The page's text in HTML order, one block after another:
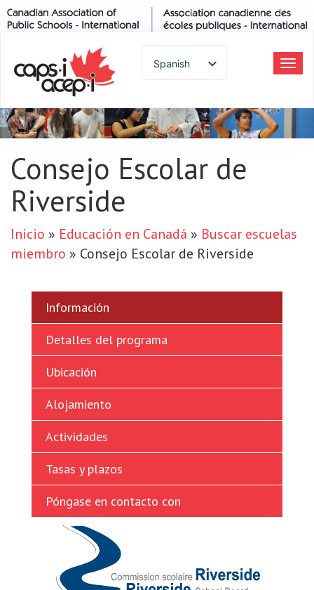
Spanish
French
German
Portuguese
Japanese
Korean
Thai
Consejo Escolar de
Riverside
Inicio » Educación en Canadá » Buscar escuelas
miembro » Consejo Escolar de Riverside
Información
Detalles del programa
Ubicación
Alojamiento
Actividades
Tasas y plazos
Póngase en contacto con